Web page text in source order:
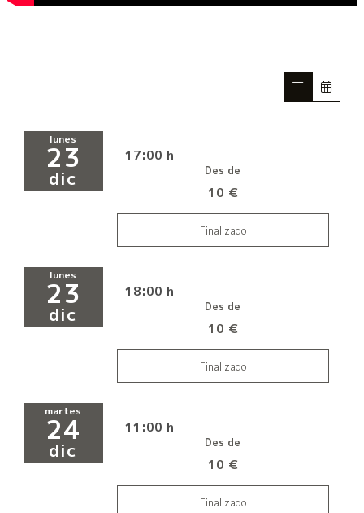
lunes
23
dic
17:00 h
Des de
10 €
Finalizado
lunes
23
dic
18:00 h
Des de
10 €
Finalizado
martes
24
dic
11:00 h
Des de
10 €
Finalizado